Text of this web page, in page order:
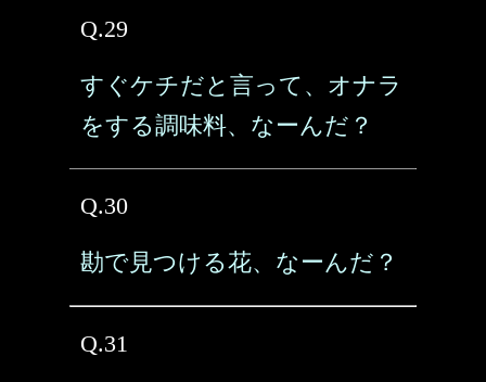
Q.29
すぐケチだと言って、オナラ
をする調味料、なーんだ？
Q.30
勘で見つける花、なーんだ？
Q.31